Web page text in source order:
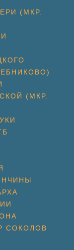
(МКР.
(МКР.
СОКОЛОВ